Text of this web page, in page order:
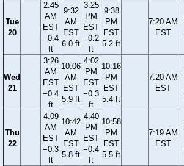
Tue
20
2:45
AM
EST
−0.4
ft
9:32
AM
EST
6.0 ft
3:25
PM
EST
−0.2
ft
9:38
PM
EST
5.2 ft
7:20 AM
EST
Wed
21
3:26
AM
EST
−0.4
ft
10:06
AM
EST
5.9 ft
4:02
PM
EST
−0.3
ft
10:16
PM
EST
5.4 ft
7:20 AM
EST
Thu
22
4:09
AM
EST
−0.3
ft
10:42
AM
EST
5.8 ft
4:40
PM
EST
−0.4
ft
10:58
PM
EST
5.5 ft
7:19 AM
EST